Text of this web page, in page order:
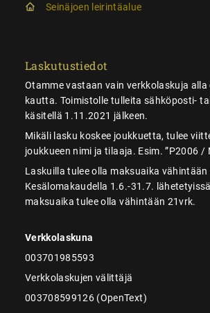
Seinäjoen leirintäalue
Laskutustiedot
Otamme vastaan vain verkkolaskuja alla
kautta. Toimistolle tulleita sähköposti-
käsitellä 1.11.2021 jälkeen.
Mikäli lasku koskee joukkuetta, tulee
joukkueen nimi ja tilaaja. Esim. ”P2006 /
Laskuilla tulee olla maksuaika vähintään
Kesälomakaudella 1.6.-31.7.
maksuaika tulee olla vähintään 21vrk.
Verkkolaskuna
003701985593
Verkkolaskujen välittäjä
003708599126 (OpenText)